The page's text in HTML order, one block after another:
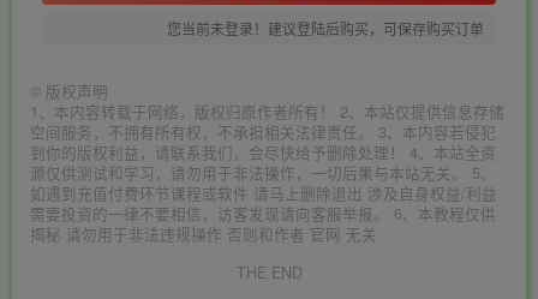
您当前未登录！建议登陆后购买，可保存购买订单
© 版权声明
1、本内容转载于网络，版权归原作者所有！ 2、本站仅提供信息存储
空间服务，不拥有所有权，不承担相关法律责任。 3、本内容若侵犯
到你的版权利益，请联系我们，会尽快给予删除处理！ 4、本站全资
源仅供测试和学习，请勿用于非法操作，一切后果与本站无关。 5、
如遇到充值付费环节课程或软件 请马上删除退出 涉及自身权益/利益
需要投资的一律不要相信，访客发现请向客服举报。 6、本教程仅供
揭秘 请勿用于非法违规操作 否则和作者 官网 无关
THE END